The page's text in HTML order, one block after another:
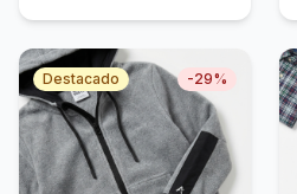
Destacado -29%